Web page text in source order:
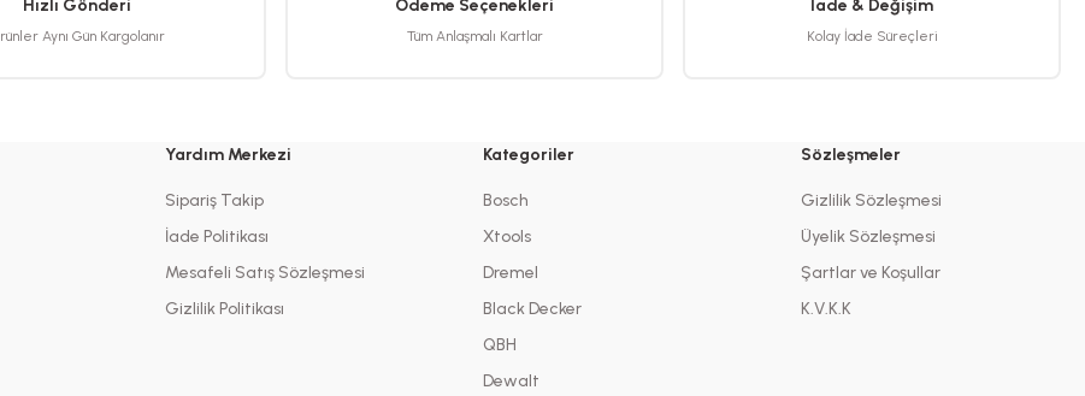
Hızlı Gönderi
Aynı Gün Kargolanır
Ödeme Seçenekleri
Tüm Anlaşmalı Kartlar
İade & Değişim
Kolay İade Süreçleri
Yardım Merkezi
Sipariş Takip
İade Politikası
Mesafeli Satış Sözleşmesi
Gizlilik Politikası
Kategoriler
Bosch
Xtools
Dremel
Black Decker
QBH
Dewalt
Sözleşmeler
Gizlilik Sözleşmesi
Üyelik Sözleşmesi
Şartlar ve Koşullar
K.V.K.K